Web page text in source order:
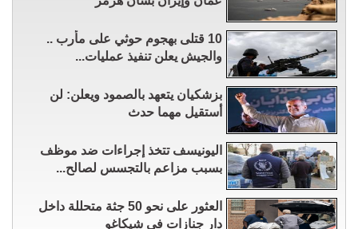
10 قتلى بهجوم حوثي على مأرب ..
والجيش يعلن تنفيذ عمليات...
بزشكيان يتعهد بالصمود ويعلن: لن
أستقيل مهما حدث
اليونيسف تتخذ إجراءات ضد موظف
بسبب مزاعم بالتجسس لصالح...
العثور على نحو 50 جثة متحللة داخل
دار جنازات في شيكاغو